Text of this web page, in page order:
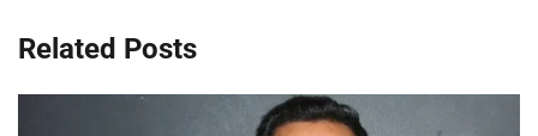
Related Posts